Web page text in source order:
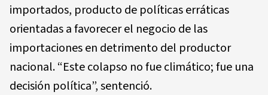
importados, producto de políticas erráticas
orientadas a favorecer el negocio de las
importaciones en detrimento del productor
nacional. “Este colapso no fue climático; fue una
decisión política”, sentenció.